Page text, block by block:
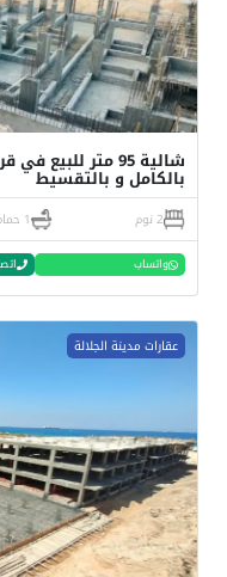
شالية 95 متر
بالكامل و بالتقسيط
2 نوم 1 حمام
واتساب
عقارات مدينة الجلالة